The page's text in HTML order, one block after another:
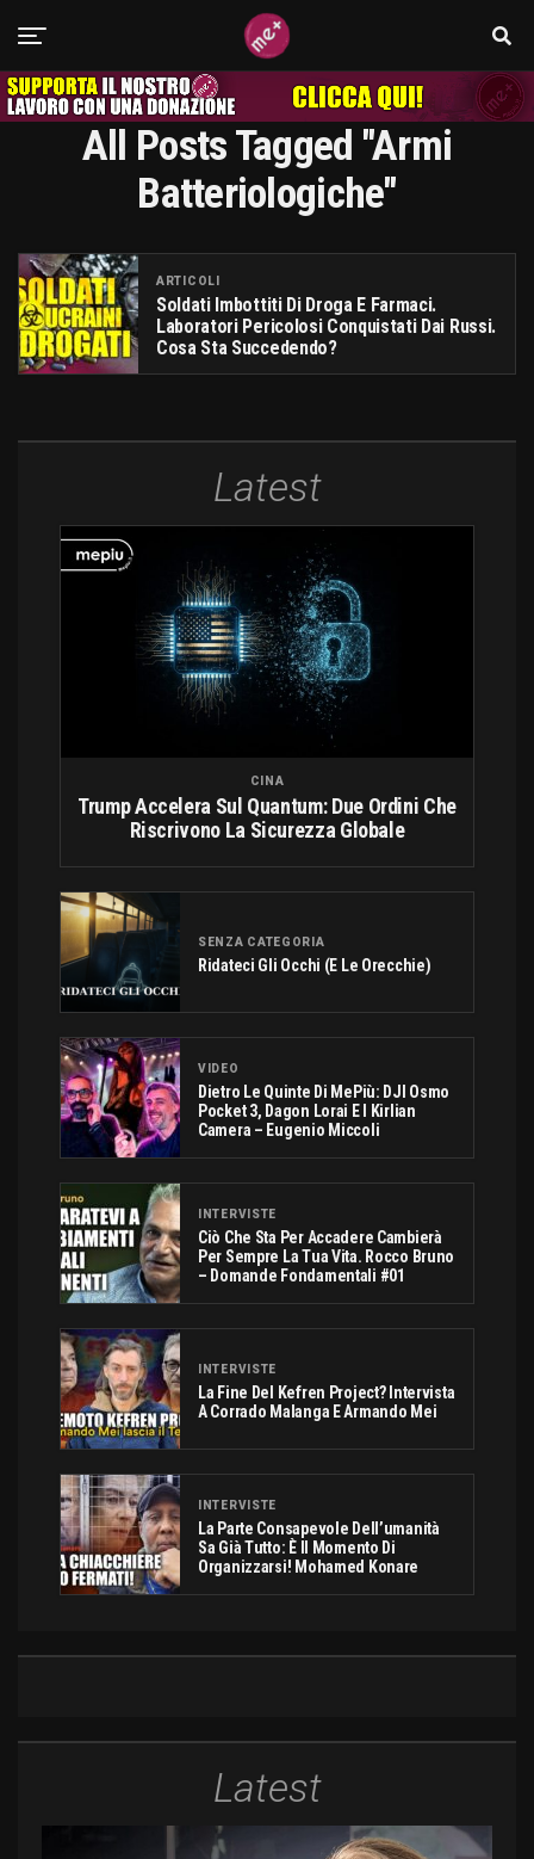
All Posts Tagged "armi
Batteriologiche"
ARTICOLI
Soldati Imbottiti Di Droga E Farmaci.
Laboratori Pericolosi Conquistati Dai Russi.
Cosa Sta Succedendo?
Latest
CINA
Trump Accelera Sul Quantum: Due Ordini Che
Riscrivono La Sicurezza Globale
SENZA CATEGORIA
Ridateci Gli Occhi (e Le Orecchie)
VIDEO
Dietro Le Quinte Di MePiù: DJI Osmo
Pocket 3, Dagon Lorai E I Kirlian
Camera – Eugenio Miccoli
INTERVISTE
Ciò Che Sta Per Accadere Cambierà
Per Sempre La Tua Vita. Rocco Bruno
– Domande Fondamentali #01
INTERVISTE
La Fine Del Kefren Project? Intervista
A Corrado Malanga E Armando Mei
INTERVISTE
La Parte Consapevole Dell’umanità
Sa Già Tutto: È Il Momento Di
Organizzarsi! Mohamed Konare
Latest